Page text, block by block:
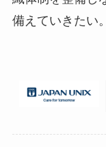
備えていきたい。